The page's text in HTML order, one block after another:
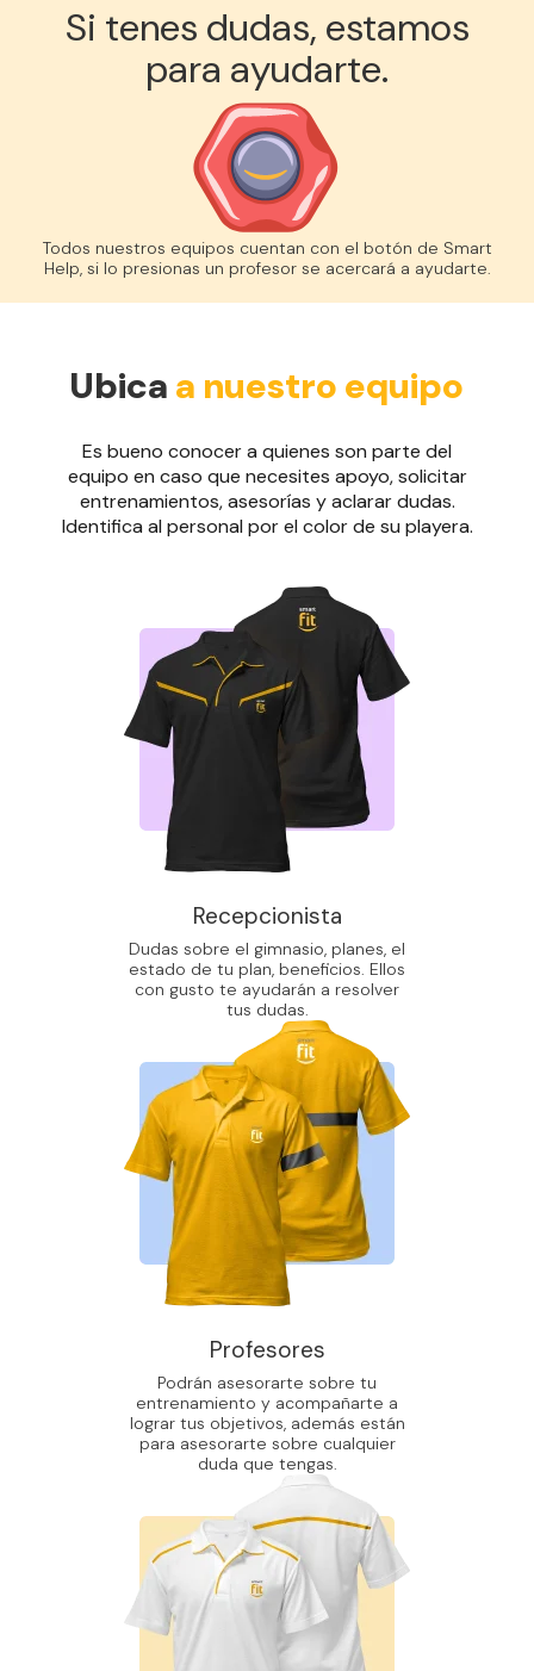
Si tenes dudas, estamos
para ayudarte.
Todos nuestros equipos cuentan con el botón de Smart
Help, si lo presionas un profesor se acercará a ayudarte.
Ubica a nuestro equipo
Es bueno conocer a quienes son parte del
equipo en caso que necesites apoyo, solicitar
entrenamientos, asesorías y aclarar dudas.
Identifica al personal por el color de su playera.
Recepcionista
Dudas sobre el gimnasio, planes, el
estado de tu plan, beneficios. Ellos
con gusto te ayudarán a resolver
tus dudas.
Profesores
Podrán asesorarte sobre tu
entrenamiento y acompañarte a
lograr tus objetivos, además están
para asesorarte sobre cualquier
duda que tengas.